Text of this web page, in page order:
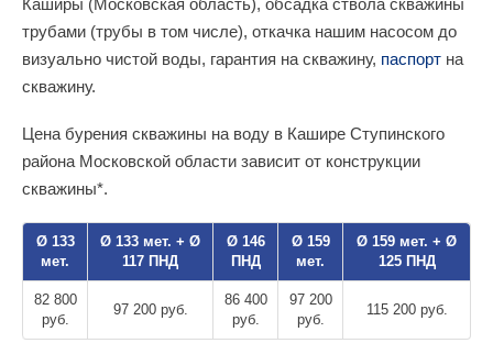
Каширы (Московская область), обсадка ствола скважины
трубами (трубы в том числе), откачка нашим насосом до
визуально чистой воды, гарантия на скважину, паспорт на
скважину.
Цена бурения скважины на воду в Кашире Ступинского
района Московской области зависит от конструкции
скважины*.
Ø 133
мет.
Ø 133 мет. + Ø
117 ПНД
Ø 146
ПНД
Ø 159
мет.
Ø 159 мет. + Ø
125 ПНД
82 800
руб.
97 200 руб.
86 400
руб.
97 200
руб.
115 200 руб.